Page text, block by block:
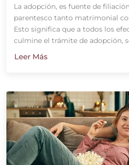
La adopción, es fuente de
parentesco tanto matrimonial
Esto significa que a todos los
culmine el trámite de adopción,
Leer Más